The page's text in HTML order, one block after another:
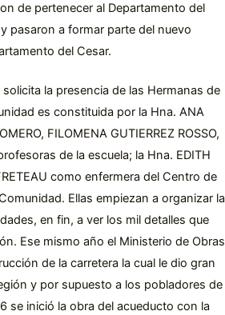
de pertenecer al Departamento del
pasaron a formar parte del nuevo
del Cesar.
la presencia de las Hermanas de
es constituida por la Hna. ANA
FILOMENA GUTIERREZ ROSSO,
de la escuela; la Hna. EDITH
como enfermera del Centro de
Ellas empiezan a organizar la
en fin, a ver los mil detalles que
Ese mismo año el Ministerio de Obras
de la carretera la cual le dio gran
y por supuesto a los pobladores de
se inició la obra del acueducto con la